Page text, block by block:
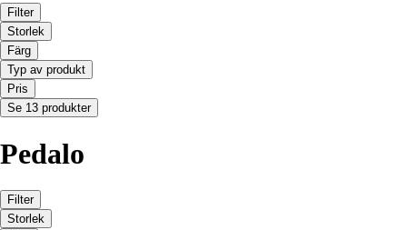
Filter
Storlek
Färg
Typ av produkt
Pris
Se 13 produkter
Pedalo
Filter
Storlek